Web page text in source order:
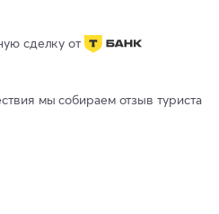
сделку от
мы собираем отзыв туриста